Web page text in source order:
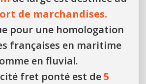
de marchandises.
pour une homologation
françaises en maritime
en fluvial.
fret ponté est de5